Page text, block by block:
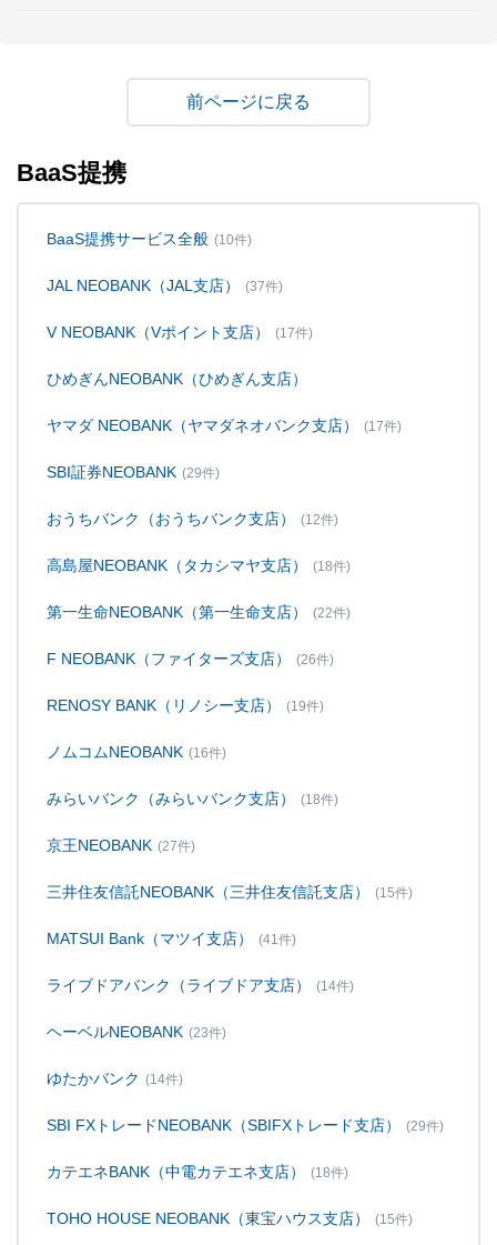
戻る
BaaS提携
BaaS提携サービス全般 (10件)
JAL NEOBANK（JAL支店） (37件)
V NEOBANK（Vポイント支店） (17件)
ひめぎんNEOBANK（ひめぎん支店）
ヤマダ NEOBANK（ヤマダネオバンク支店） (17件)
SBI証券NEOBANK (29件)
おうちバンク（おうちバンク支店） (12件)
高島屋NEOBANK（タカシマヤ支店） (18件)
第一生命NEOBANK（第一生命支店） (22件)
F NEOBANK（ファイターズ支店） (26件)
RENOSY BANK（リノシー支店） (19件)
ノムコムNEOBANK (16件)
みらいバンク（みらいバンク支店） (18件)
京王NEOBANK (27件)
三井住友信託NEOBANK（三井住友信託支店） (15件)
MATSUI Bank（マツイ支店） (41件)
ライブドアバンク（ライブドア支店） (14件)
ヘーベルNEOBANK (23件)
ゆたかバンク (14件)
SBI FXトレードNEOBANK（SBIFXトレード支店） (29件)
カテエネBANK（中電カテエネ支店） (18件)
TOHO HOUSE NEOBANK（東宝ハウス支店） (15件)